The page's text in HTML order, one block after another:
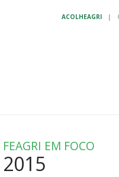
ACOLHEAGRI |
FEAGRI EM FOCO
2015